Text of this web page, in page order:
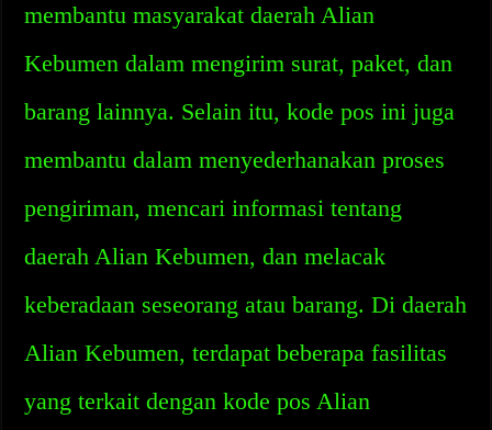
membantu masyarakat daerah Alian
Kebumen dalam mengirim surat, paket, dan
barang lainnya. Selain itu, kode pos ini juga
membantu dalam menyederhanakan proses
pengiriman, mencari informasi tentang
daerah Alian Kebumen, dan melacak
keberadaan seseorang atau barang. Di daerah
Alian Kebumen, terdapat beberapa fasilitas
yang terkait dengan kode pos Alian